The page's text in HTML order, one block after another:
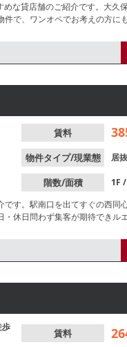
な貸店舗のご紹介です。大久
で、ワンオペでお考えの方に
賃料
物件タイプ/現業態 居
階数/面積
1F
す。駅南口を出てすぐの西同
休日問わず集客が期待できル
歩
賃料